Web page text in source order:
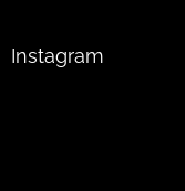
Instagram